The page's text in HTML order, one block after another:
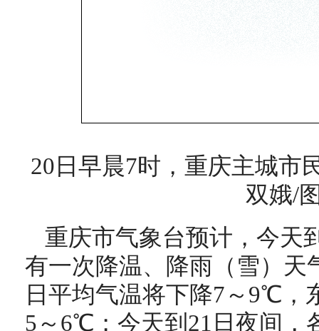
20日早晨7时，重庆主城市
双娥/
重庆市气象台预计，今天
有一次降温、降雨（雪）天
日平均气温将下降7～9℃，
5～6℃；今天到21日夜间，